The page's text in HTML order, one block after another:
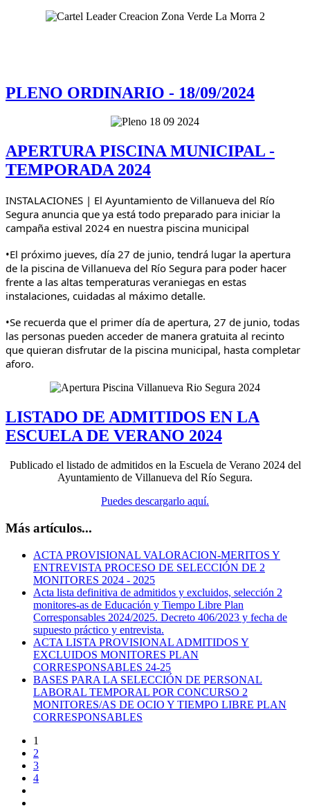
PLENO ORDINARIO - 18/09/2024
APERTURA PISCINA MUNICIPAL -
TEMPORADA 2024
INSTALACIONES | El Ayuntamiento de Villanueva del Río
Segura anuncia que ya está todo preparado para iniciar la
campaña estival 2024 en nuestra piscina municipal
•El próximo jueves, día 27 de junio, tendrá lugar la apertura
de la piscina de Villanueva del Río Segura para poder hacer
frente a las altas temperaturas veraniegas en estas
instalaciones, cuidadas al máximo detalle.
•Se recuerda que el primer día de apertura, 27 de junio, todas
las personas pueden acceder de manera gratuita al recinto
que quieran disfrutar de la piscina municipal, hasta completar
aforo.
LISTADO DE ADMITIDOS EN LA
ESCUELA DE VERANO 2024
Publicado el listado de admitidos en la Escuela de Verano 2024 del
Ayuntamiento de Villanueva del Río Segura.
Puedes descargarlo aquí.
Más artículos...
ACTA PROVISIONAL VALORACION-MERITOS Y
ENTREVISTA PROCESO DE SELECCIÓN DE 2
MONITORES 2024 - 2025
Acta lista definitiva de admitidos y excluidos, selección 2
monitores-as de Educación y Tiempo Libre Plan
Corresponsables 2024/2025. Decreto 406/2023 y fecha de
supuesto práctico y entrevista.
ACTA LISTA PROVISIONAL ADMITIDOS Y
EXCLUIDOS MONITORES PLAN
CORRESPONSABLES 24-25
BASES PARA LA SELECCIÓN DE PERSONAL
LABORAL TEMPORAL POR CONCURSO 2
MONITORES/AS DE OCIO Y TIEMPO LIBRE PLAN
CORRESPONSABLES
1
2
3
4